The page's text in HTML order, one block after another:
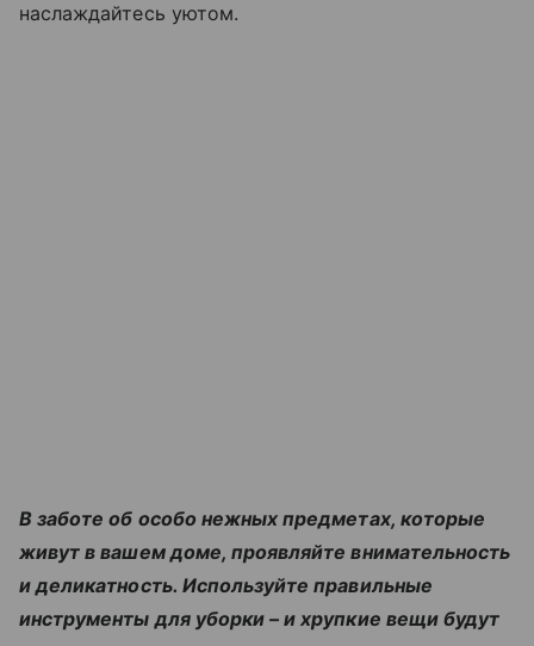
наслаждайтесь уютом.
В заботе об особо нежных предметах, которые
живут в вашем доме, проявляйте внимательность
и деликатность. Используйте правильные
инструменты для уборки – и хрупкие вещи будут